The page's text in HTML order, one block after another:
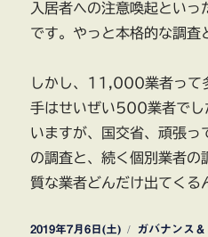
入居者への注意喚起といっ
です。やっと本格的な調査
しかし、11,000業者って
手はせいぜい500業者でし
いますが、国交省、頑張っ
の調査と、続く個別業者の
質な業者どんだけ出てくる
投
2019年7月6日(土)
カ
ガバナンス